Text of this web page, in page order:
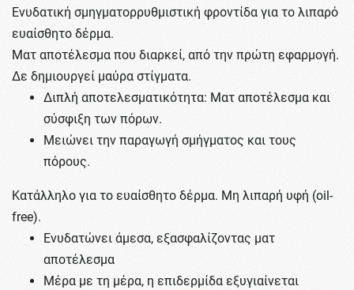
Ενυδατική σμηγματορρυθμιστική φροντίδα για το λιπαρό
ευαίσθητο δέρμα.
Ματ αποτέλεσμα που διαρκεί, από την πρώτη εφαρμογή.
Δε δημιουργεί μαύρα στίγματα.
Διπλή αποτελεσματικότητα: Ματ αποτέλεσμα και
σύσφιξη των πόρων.
Μειώνει την παραγωγή σμήγματος και τους
πόρους.
Κατάλληλο για το ευαίσθητο δέρμα. Μη λιπαρή υφή (oil-
free).
Ενυδατώνει άμεσα, εξασφαλίζοντας ματ
αποτέλεσμα
Μέρα με τη μέρα, η επιδερμίδα εξυγιαίνεται